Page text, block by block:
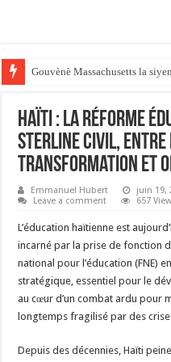
Gouvènè Massachusetts la
SÉNÉGAL : PRISON FERME
Haïti : La réforme
Sterline Civil, entre
transformation et
Emmanuel Hubert juin 19,
Leave a comment
657
L’éducation haïtienne est
incarné par la prise de fonction
national pour l’éducation (FNE)
stratégique, essentiel pour le
au cœur d’un combat ardu pour
longtemps fragilisé par des
Depuis des décennies, Haïti